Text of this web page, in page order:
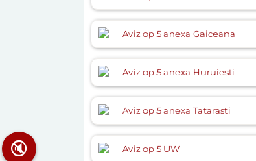
Aviz op 5 anexa Gaiceana
Aviz op 5 anexa Huruiesti
Aviz op 5 anexa Tatarasti
Aviz op 5 UW
🔇